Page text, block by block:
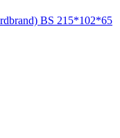
BS 215*102*65